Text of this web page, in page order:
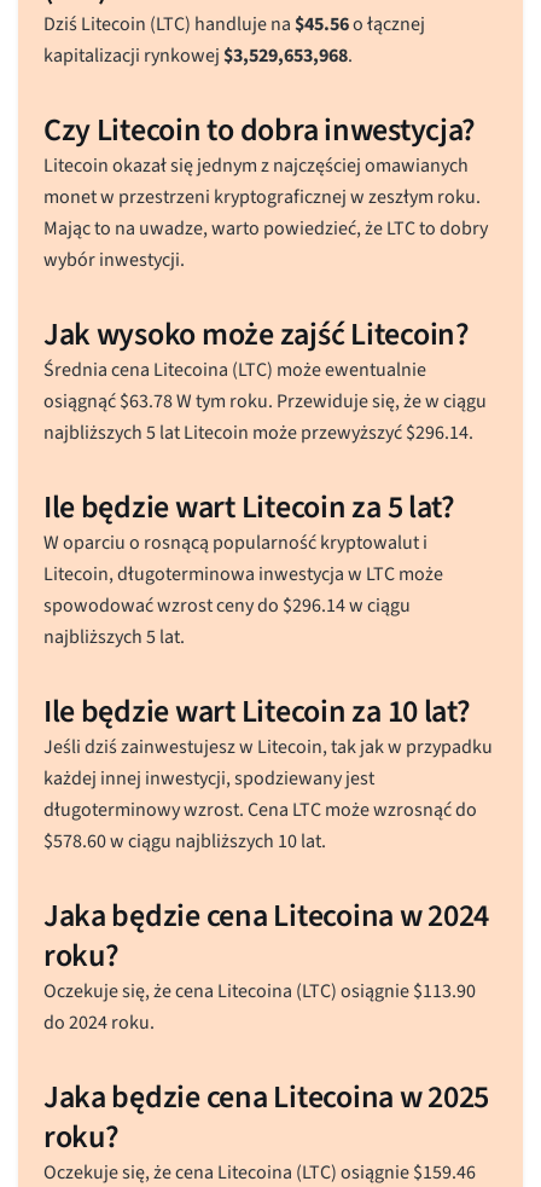
Dziś Litecoin (LTC) handluje na$45.56o łącznej
kapitalizacji rynkowej$3,529,653,968.
Czy Litecoin to dobra inwestycja?
Litecoin okazał się jednym z najczęściej omawianych
monet w przestrzeni kryptograficznej w zeszłym roku.
Mając to na uwadze, warto powiedzieć, że LTC to dobry
wybór inwestycji.
Jak wysoko może zajść Litecoin?
Średnia cena Litecoina (LTC) może ewentualnie
osiągnąć$63.78W tym roku. Przewiduje się, że w ciągu
najbliższych 5 lat Litecoin może przewyższyć$296.14.
Ile będzie wart Litecoin za 5 lat?
W oparciu o rosnącą popularność kryptowalut i
Litecoin, długoterminowa inwestycja w LTC może
spowodować wzrost ceny do $296.14w ciągu
najbliższych 5 lat.
Ile będzie wart Litecoin za 10 lat?
Jeśli dziś zainwestujesz w Litecoin, tak jak w przypadku
każdej innej inwestycji, spodziewany jest
długoterminowy wzrost. Cena LTC może wzrosnąć do
$578.60w ciągu najbliższych 10 lat.
Jaka będzie cena Litecoina w 2024
roku?
Oczekuje się, że cena Litecoina (LTC) osiągnie$113.90
do 2024 roku.
Jaka będzie cena Litecoina w 2025
roku?
Oczekuje się, że cena Litecoina (LTC) osiągnie$159.46